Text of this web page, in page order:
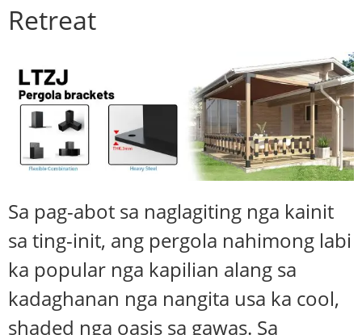
Retreat
Sa pag-abot sa naglagiting nga kainit
sa ting-init, ang pergola nahimong labi
ka popular nga kapilian alang sa
kadaghanan nga nangita usa ka cool,
shaded nga oasis sa gawas. Sa